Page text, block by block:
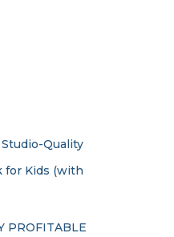
Quality
for Kids (with
PROFITABLE